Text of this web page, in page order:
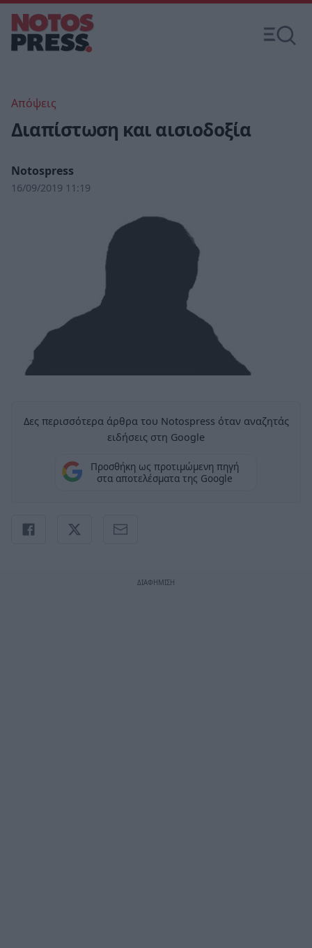
Απόψεις
Διαπίστωση και αισιοδοξία
Notospress
16/09/2019 11:19
Δες περισσότερα άρθρα του Notospress όταν αναζητάς
ειδήσεις στη Google
Προσθήκη ως προτιμώμενη πηγή
στα αποτελέσματα της Google